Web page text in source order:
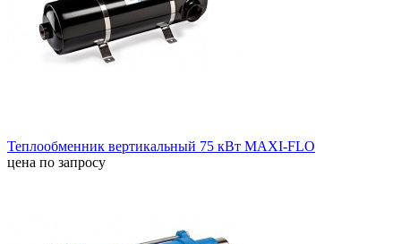
Теплообменник вертикальный 75 кВт MAXI-FLO
цена по запросу